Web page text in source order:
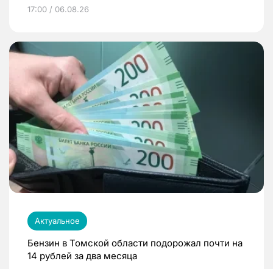
17:00 / 06.08.26
Актуальное
Бензин в Томской области подорожал почти на
14 рублей за два месяца